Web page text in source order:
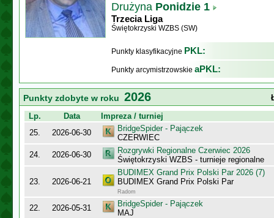
Drużyna Ponidzie 1
Trzecia Liga
Świętokrzyski WZBS (SW)
Punkty klasyfikacyjne PKL:
Punkty arcymistrzowskie aPKL:
Punkty zdobyte w roku 2026
Lp.
Data
Impreza / turniej
25.
2026-06-30
BridgeSpider - Pajączek
CZERWIEC
24.
2026-06-30
Rozgrywki Regionalne Czerwiec 2026
Świętokrzyski WZBS - turnieje regionalne
23. 2026-06-21
BUDIMEX Grand Prix Polski Par 2026 (7)
BUDIMEX Grand Prix Polski Par
Radom
22. 2026-05-31
BridgeSpider - Pajączek
MAJ